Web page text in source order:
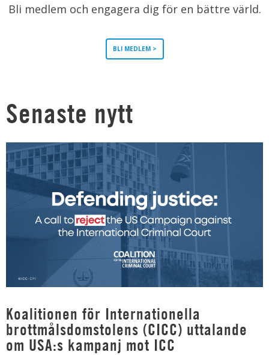
Bli medlem och engagera dig för en bättre värld.
BLI MEDLEM >
Senaste nytt
Koalitionen för Internationella
brottmålsdomstolens (CICC) uttalande
om USA:s kampanj mot ICC